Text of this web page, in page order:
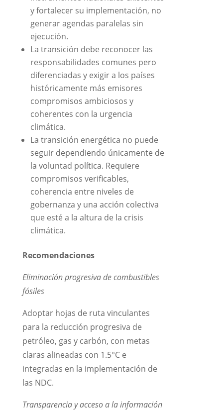
y fortalecer su implementación, no
generar agendas paralelas sin
ejecución.
La transición debe reconocer las
responsabilidades comunes pero
diferenciadas y exigir a los países
históricamente más emisores
compromisos ambiciosos y
coherentes con la urgencia
climática.
La transición energética no puede
seguir dependiendo únicamente de
la voluntad política. Requiere
compromisos verificables,
coherencia entre niveles de
gobernanza y una acción colectiva
que esté a la altura de la crisis
climática.
Recomendaciones
Eliminación progresiva de combustibles
fósiles
Adoptar hojas de ruta vinculantes
para la reducción progresiva de
petróleo, gas y carbón, con metas
claras alineadas con 1.5°C e
integradas en la implementación de
las NDC.
Transparencia y acceso a la información